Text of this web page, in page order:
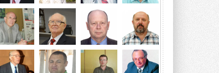
«Датарк» испытал модульный
ЦОД с плотностью 54 кВт на
стойку
Испытания прошли на собственной
производственной площадке и были ...
3 АВГУСТА 2026